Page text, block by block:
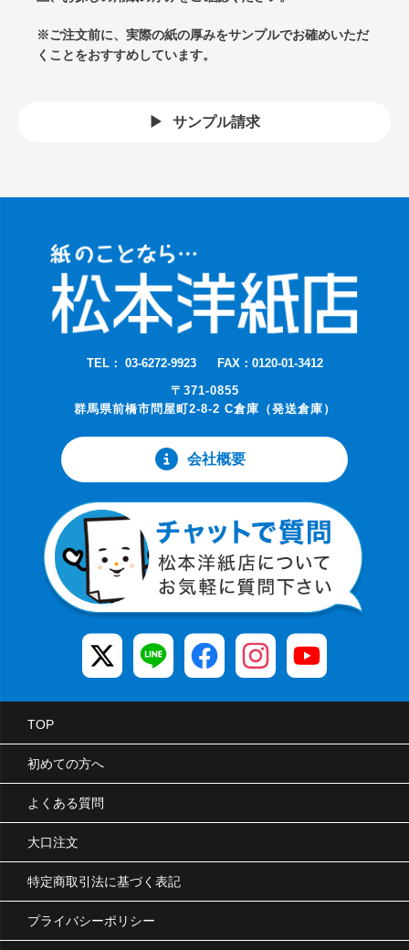
※ご注文前に、実際の紙の厚みをサンプルでお確めいただ
くことをおすすめしています。
サンプル請求
TEL： 03-6272-9923
FAX：0120-01-3412
〒371-0855
群馬県前橋市問屋町2-8-2 C倉庫（発送倉庫）
会社概要
TOP
初めての方へ
よくある質問
大口注文
特定商取引法に基づく表記
プライバシーポリシー